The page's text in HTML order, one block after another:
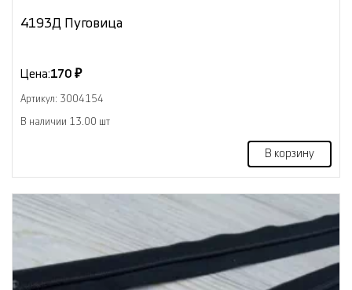
4193Д Пуговица
Цена:170 ₽
Артикул: 3004154
В наличии 13.00 шт
В корзину